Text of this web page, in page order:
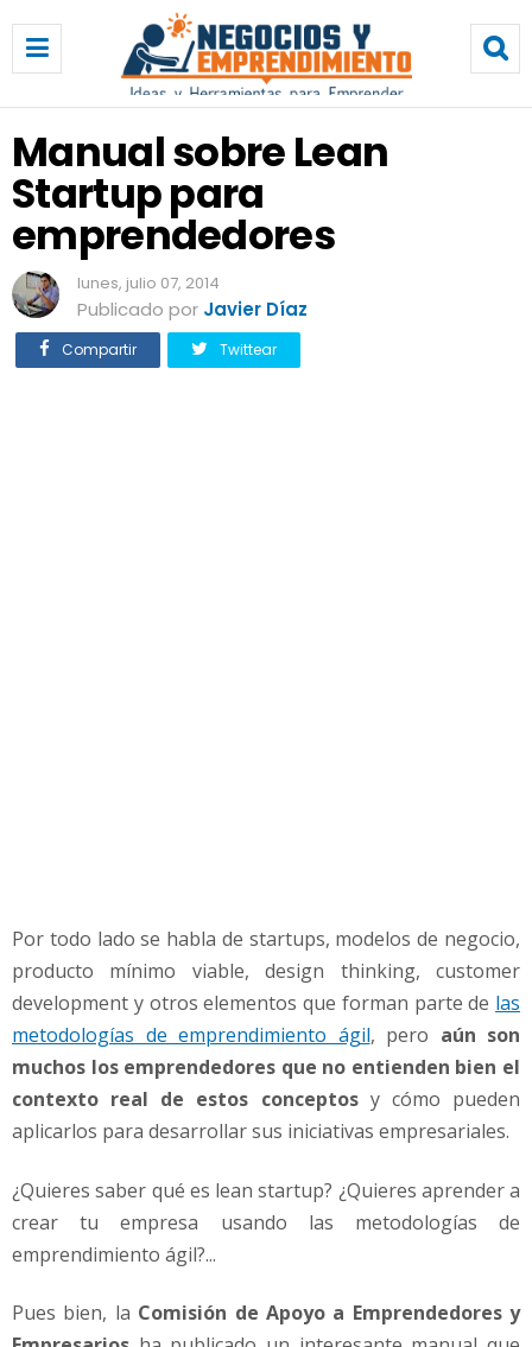
n
u
s
o
b
e
L
e
a
o
r
s
Manual sobre Lean
Startup para
emprendedores
lunes, julio 07, 2014
Publicado por Javier Díaz
Compartir Twittear
Por todo lado se habla de startups, modelos de negocio,
producto mínimo viable, design thinking, customer
development y otros elementos que forman parte de las
metodologías de emprendimiento ágil, pero aún son
muchos los emprendedores que no entienden bien el
contexto real de estos conceptos y cómo pueden
aplicarlos para desarrollar sus iniciativas empresariales.
¿Quieres saber qué es lean startup? ¿Quieres aprender a
crear tu empresa usando las metodologías de
emprendimiento ágil?...
Pues bien, la Comisión de Apoyo a Emprendedores y